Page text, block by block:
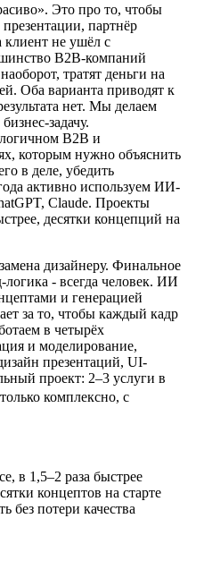
Это про то, чтобы
партнёр
клиент не ушёл с
B2B-компаний
тратят деньги на
Оба варианта приводят к
нет. Мы делаем
задачу.
B2B и
которым нужно объяснить
в деле, убедить
активно используем ИИ-
Claude. Проекты
десятки концепций на
дизайнеру. Финальное
- всегда человек. ИИ
и генерацией
за то, чтобы каждый кадр
в четырёх
и моделирование,
презентаций, UI-
проект: 2–3 услуги в
комплексно, с
в 1,5–2 раза быстрее
концептов на старте
без потери качества